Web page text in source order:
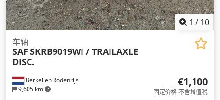
1 / 10
Berkel en Rodenrijs
9,605 km
车轴
SAF SKRB9019WI / TRAILAXLE
DISC.
€1,100
固定价格 不含增值税